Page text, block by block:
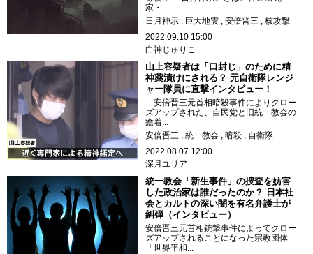
家・...
日月神示
巨大地震 安倍晋三
核攻撃
2022.09.10 15:00
白神じゅりこ
山上容疑者は「口封じ」のために精
神薬漬けにされる？ 元自衛隊レンジ
ャー隊員に直撃インタビュー！
安倍晋三元首相暗殺事件によりクロー
ズアップされた、自民党と旧統一教会の
癒着...
安倍晋三
統一教会 暗殺
自衛隊
2022.08.07 12:00
深月ユリア
統一教会「新生事件」の捜査を妨害
した政治家は誰だったのか？ 日本社
会とカルトの深い闇を有名弁護士が
糾弾（インタビュー）
安倍晋三元首相銃撃事件によってクロー
ズアップされることになった宗教団体
「世界平和...